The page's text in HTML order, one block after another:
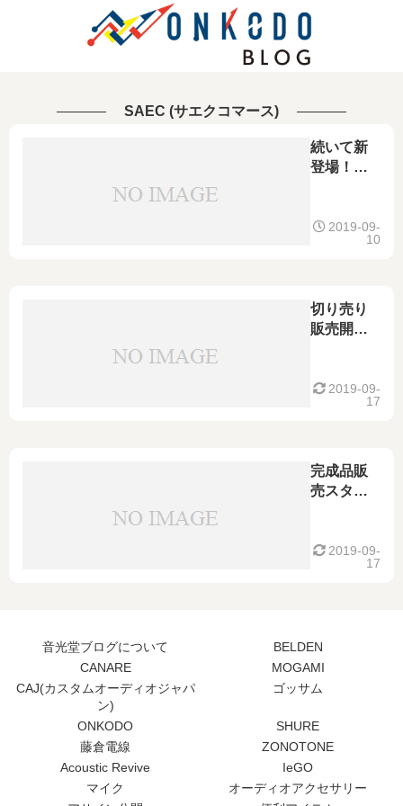
SAEC (サエクコマース)
続いて新
登場！
850
[PC-Triple
ベリリウ
ム銅製 金
ラグ付 ス
ピーカー
2019-09-
10
切り売り
販売開
Triple C導
ル m/切り
売り
650
2019-09-
17
完成品販
売スター
エク SPC-
650 [PC-
リリウム
銅製 金メ
ッキ
ラグ付 ス
ピーカー
ケーブ
ル！
2019-09-
17
音光堂ブログについて
BELDEN
CANARE
MOGAMI
CAJ(カスタムオーディオジャパ
ン)
ゴッサム
ONKODO
SHURE
藤倉電線
ZONOTONE
Acoustic Revive
IeGO
マイク
オーディオアクセサリー